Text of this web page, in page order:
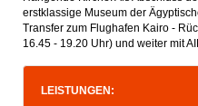
erstklassige Museum der
Transfer zum Flughafen Kairo -
16.45 - 19.20 Uhr) und weiter mit
LEISTUNGEN: